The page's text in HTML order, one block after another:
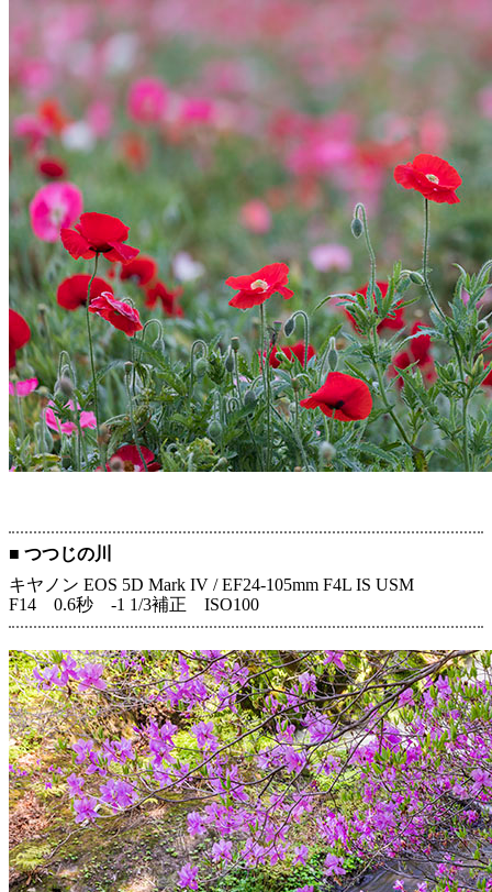
■ つつじの川
キヤノン EOS 5D Mark IV / EF24-105mm F4L IS USM
F14 0.6秒 -1 1/3補正 ISO100